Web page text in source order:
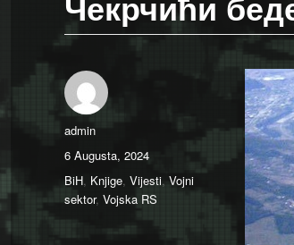
Author
admin
Posted
on
6 Augusta, 2024
Categories
BiH, Knjige, Vijesti, Vojni
sektor, Vojska RS